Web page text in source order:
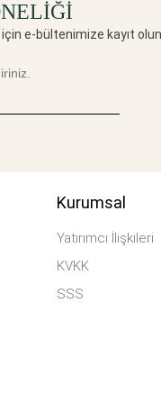
e-bültenimize kayıt
Kurumsal
Yatırımcı İlişkileri
KVKK
SSS